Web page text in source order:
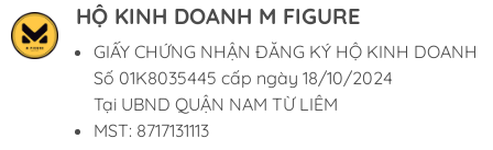
HỘ KINH DOANH M FIGURE
GIẤY CHỨNG NHẬN ĐĂNG KÝ HỘ KINH DOANH
Số 01K8035445 cấp ngày 18/10/2024
Tại UBND QUẬN NAM TỪ LIÊM
MST: 8717131113